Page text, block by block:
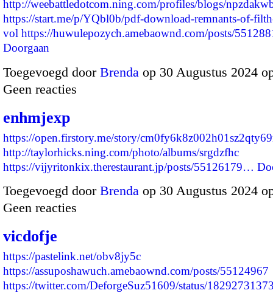
http://weebattledotcom.ning.com/profiles/blogs/
https://start.me/p/YQbl0b/pdf-download-remnants-of-
vol https://huwulepozych.amebaownd.com/posts/
Doorgaan
Toegevoegd door Brenda op 30 Augustus 2024
Geen reacties
enhmjexp
https://open.firstory.me/story/
http://taylorhicks.ning.com/photo/albums/srgdzfhc
https://vijyritonkix.therestaurant.jp/posts/55126179…
Toegevoegd door Brenda op 30 Augustus 2024
Geen reacties
vicdofje
https://pastelink.net/obv8jy5c
https://assuposhawuch.amebaownd.com/posts/55124967
https://twitter.com/DeforgeSuz51609/status/